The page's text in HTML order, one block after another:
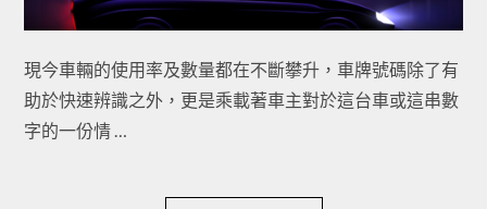
現今車輛的使用率及數量都在不斷攀升，車牌號碼除了有
助於快速辨識之外，更是乘載著車主對於這台車或這串數
字的一份情 …